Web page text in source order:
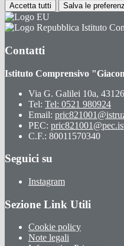
Accetta tutti Salva le
Istituto
Contatti
Istituto Comprensivo
Via G. Galilei 10a,
Tel: Tel: 0521 980924
Email:
PEC:
C.F.: 80011570340
Seguici su
Instagram
Sezione Link Utili
Cookie policy
Note legali